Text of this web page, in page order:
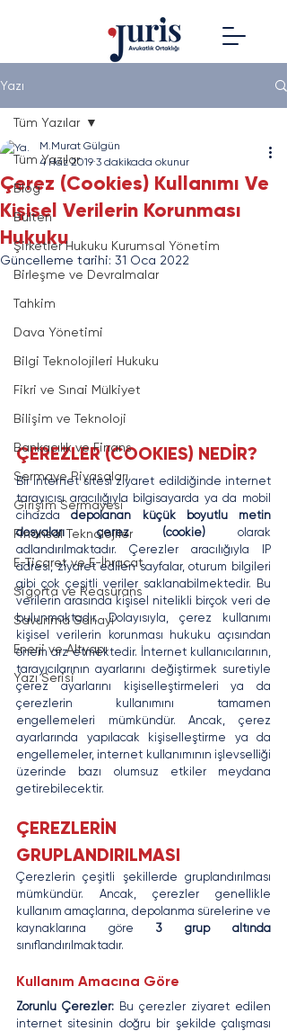
Yazı
Tüm Yazılar
Blog
Bülten
Şirketler Hukuku Kurumsal Yönetim
Birleşme ve Devralmalar
Tahkim
Dava Yönetimi
Bilgi Teknolojileri Hukuku
Fikri ve Sınai Mülkiyet
Bilişim ve Teknoloji
Bankacılık ve Finans
Sermaye Piyasaları
Girişim Sermayesi
Finansal Teknolojiler
E-Ticaret ve E-İhracat
Sigorta ve Reasürans
Savunma Sanayi
Enerji ve Altyapı
Yazı Serisi
Tüm Yazılar
Çerez (Cookies) Kullanımı Ve
Kişisel Verilerin Korunması
Hukuku
M.Murat Gülgün
4 Haz 2019 3 dakikada okunur
Güncelleme tarihi: 31 Oca 2022
ÇEREZLER (COOKIES) NEDİR?
Bir internet sitesi ziyaret edildiğinde internet
tarayıcısı aracılığıyla bilgisayarda ya da mobil
cihazda depolanan küçük boyutlu metin
dosyaları çerez (cookie) olarak
adlandırılmaktadır. Çerezler aracılığıyla IP
adresi, ziyaret edilen sayfalar, oturum bilgileri
gibi çok çeşitli veriler saklanabilmektedir. Bu
verilerin arasında kişisel nitelikli birçok veri de
bulunmaktadır. Dolayısıyla, çerez kullanımı
kişisel verilerin korunması hukuku açısından
önem arz etmektedir. İnternet kullanıcılarının,
tarayıcılarının ayarlarını değiştirmek suretiyle
çerez ayarlarını kişiselleştirmeleri ya da
çerezlerin kullanımını tamamen
engellemeleri mümkündür. Ancak, çerez
ayarlarında yapılacak kişiselleştirme ya da
engellemeler, internet kullanımının işlevselliği
üzerinde bazı olumsuz etkiler meydana
getirebilecektir.
ÇEREZLERİN
GRUPLANDIRILMASI
Çerezlerin çeşitli şekillerde gruplandırılması
mümkündür. Ancak, çerezler genellikle
kullanım amaçlarına, depolanma sürelerine ve
kaynaklarına göre 3 grup altında
sınıflandırılmaktadır.
Kullanım Amacına Göre
Zorunlu Çerezler: Bu çerezler ziyaret edilen
internet sitesinin doğru bir şekilde çalışması